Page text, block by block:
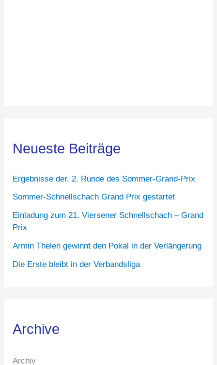
Neueste Beiträge
Ergebnisse der. 2. Runde des Sommer-Grand-Prix
Sommer-Schnellschach Grand Prix gestartet
Einladung zum 21. Viersener Schnellschach – Grand
Prix
Armin Thelen gewinnt den Pokal in der Verlängerung
Die Erste bleibt in der Verbandsliga
Archive
Archiv